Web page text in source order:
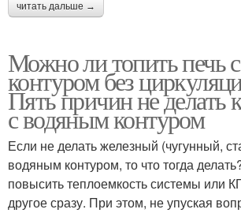
читать дальше →
Можно ли топить печь
контуром без
Пять причин не делать
с водяным контуром
Если не делать железный (чугунный,
водяным контуром, то что тогда
повысить теплоемкость системы или
другое сразу. При этом, не упуская